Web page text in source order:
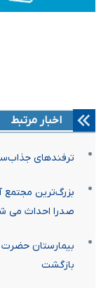
اخبار مرتبط
ترفندهای
بزرگ‌ترین مجتمع
صدرا احداث می
بازگشت